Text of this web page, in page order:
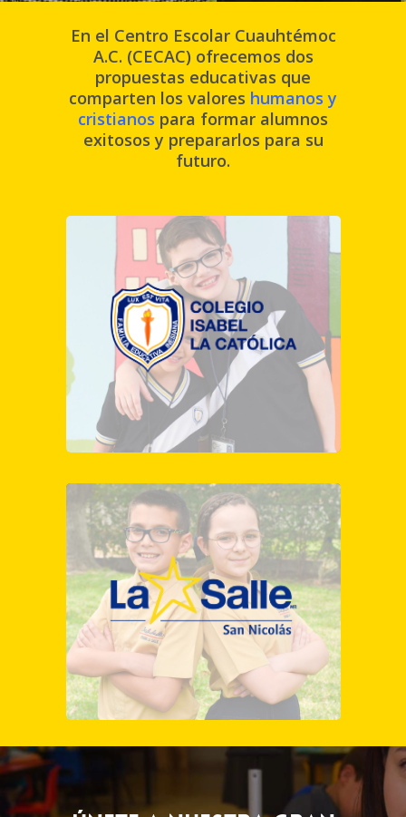
En el Centro Escolar Cuauhtémoc
A.C. (CECAC) ofrecemos dos
propuestas educativas que
comparten los valores humanos y
cristianos para formar alumnos
exitosos y prepararlos para su
futuro.